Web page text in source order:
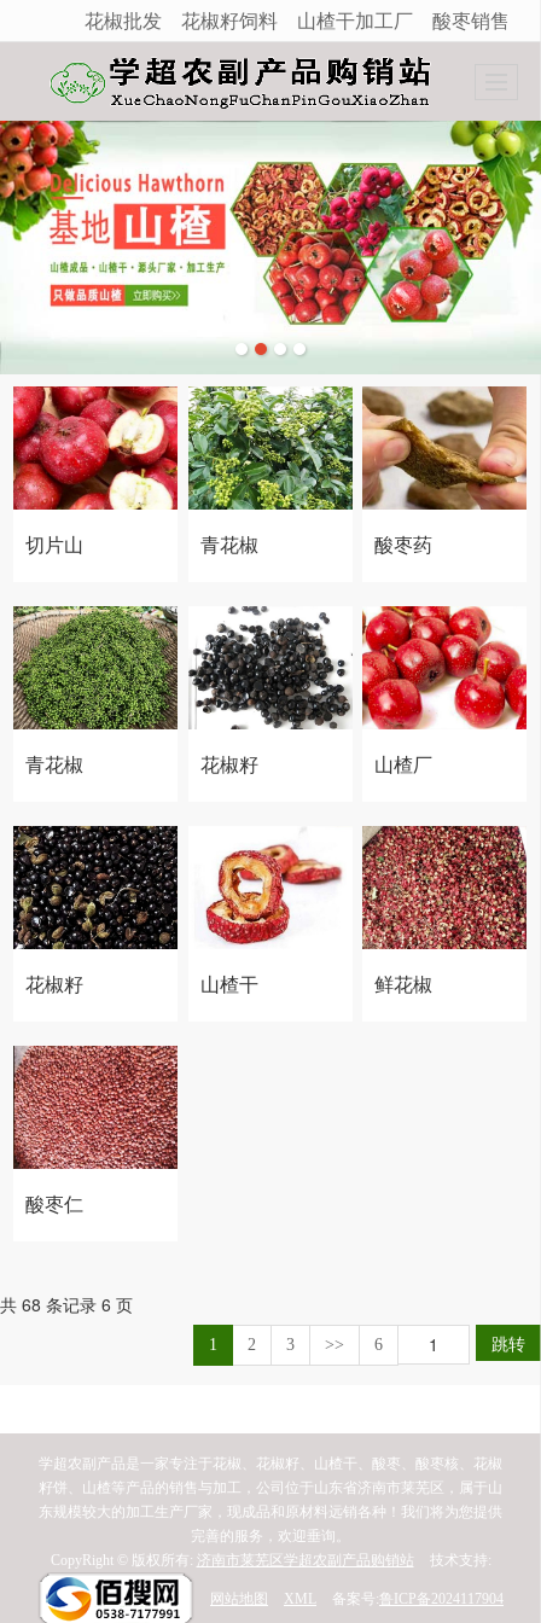
很遗憾，因您的浏览器版本过低导致无法获得最佳浏览体验，推荐下载安装谷歌浏览器！
花椒批发 花椒籽饲料 山楂干加工厂 酸枣销售
切片山
楂
青花椒 酸枣药
材
青花椒
加工厂
花椒籽 山楂厂
家
花椒籽
养殖肥
料
山楂干 鲜花椒
酸枣仁
共 68 条记录 6 页
1 2 3 >> 6 跳转
学超农副产品是一家专注于花椒、花椒籽、山楂干、酸枣、酸枣核、花椒
籽饼、山楂等产品的销售与加工，公司位于山东省济南市莱芜区，属于山
东规模较大的加工生产厂家，现成品和原材料远销各种！我们将为您提供
完善的服务，欢迎垂询。
CopyRight © 版权所有: 济南市莱芜区学超农副产品购销站 技术支持:
网站地图 XML 备案号:鲁ICP备2024117904